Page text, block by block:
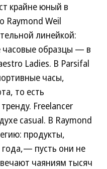
крайне юный в
Raymond Weil
линейкой:
часовые образцы — в
Ladies. В Parsifal
часы,
то есть
Freelancer
casual. В Raymond
продукты,
года,— пусть они не
чаяниям тысяч